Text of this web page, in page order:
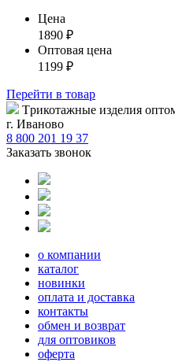
Цена
1890 ₽
Оптовая цена
1199 ₽
Перейти в товар
Tрикотажные изделия
г. Иваново
8 800 201 19 37
Заказать звонок
о компании
каталог
новинки
оплата и доставка
контакты
обмен и возврат
для оптовиков
оферта